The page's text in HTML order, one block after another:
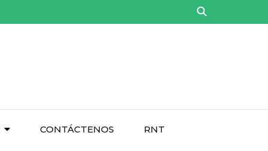
CONTÁCTENOS RNT